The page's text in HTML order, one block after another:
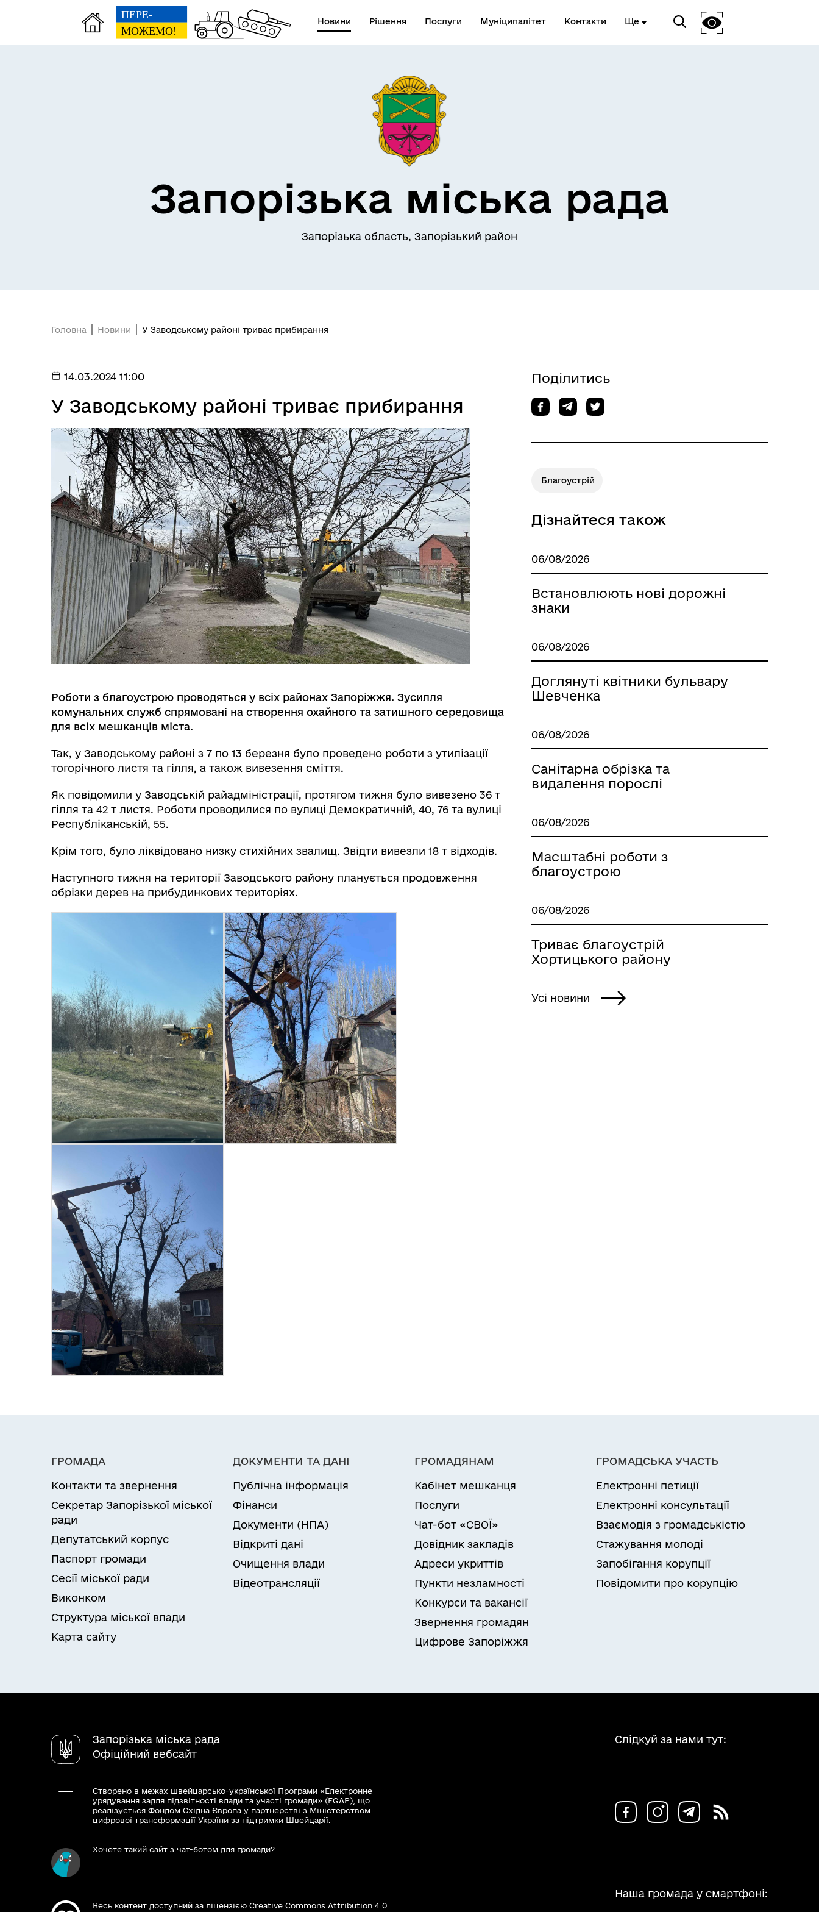
Новини Рішення Послуги Муніципалітет Контакти Ще
БЮДЖЕТ
МІСТОБУДУВАННЯ
Я - ВЕТЕРАН
ГУМАНІТАРНА СФЕРА
ПРО МІСТО
КУЛЬТУРА
ТУРИСТИЧНИЙ ПОРТАЛ
Стара версія сайту
Запорізька міська рада
Запорізька область, Запорізький район
Головна Новини У Заводському районі триває прибирання
14.03.2024 11:00
У Заводському районі триває прибирання
Роботи з благоустрою проводяться у всіх районах Запоріжжя. Зусилля
комунальних служб спрямовані на створення охайного та затишного середовища
для всіх мешканців міста.
Так, у Заводському районі з 7 по 13 березня було проведено роботи з утилізації
тогорічного листя та гілля, а також вивезення сміття.
Як повідомили у Заводській райадміністрації, протягом тижня було вивезено 36 т
гілля та 42 т листя. Роботи проводилися по вулиці Демократичній, 40, 76 та вулиці
Республіканській, 55.
Крім того, було ліквідовано низку стихійних звалищ. Звідти вивезли 18 т відходів.
Наступного тижня на території Заводського району планується продовження
обрізки дерев на прибудинкових територіях.
Поділитись
Благоустрій
Дізнайтеся також
06/08/2026
Встановлюють нові дорожні
знаки
06/08/2026
Доглянуті квітники бульвару
Шевченка
06/08/2026
Санітарна обрізка та
видалення порослі
06/08/2026
Масштабні роботи з
благоустрою
06/08/2026
Триває благоустрій
Хортицького району
Усі новини
ГРОМАДА
Контакти та звернення
Секретар Запорізької міської
ради
Депутатський корпус
Паспорт громади
Сесії міської ради
Виконком
Структура міської влади
Карта сайту
ДОКУМЕНТИ ТА ДАНІ
Публічна інформація
Фінанси
Документи (НПА)
Відкриті дані
Очищення влади
Відеотрансляції
ГРОМАДЯНАМ
Кабінет мешканця
Послуги
Чат-бот «СВОЇ»
Довідник закладів
Адреси укриттів
Пункти незламності
Конкурси та вакансії
Звернення громадян
Цифрове Запоріжжя
ГРОМАДСЬКА УЧАСТЬ
Електронні петиції
Електронні консультації
Взаємодія з громадськістю
Стажування молоді
Запобігання корупції
Повідомити про корупцію
Запорізька міська рада
Офіційний вебсайт
Створено в межах швейцарсько-української Програми «Електронне
урядування задля підзвітності влади та участі громади» (EGAP), що
реалізується Фондом Східна Європа у партнерстві з Міністерством
цифрової трансформації України за підтримки Швейцарії.
Хочете такий сайт з чат-ботом для громади?
Весь контент доступний за ліцензією Creative Commons Attribution 4.0
Слідкуй за нами тут:
Наша громада у смартфоні: